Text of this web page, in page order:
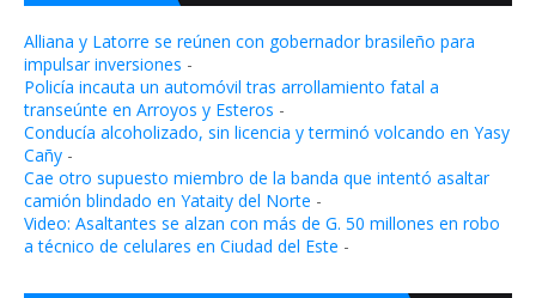
Alliana y Latorre se reúnen con gobernador brasileño para
impulsar inversiones -
Policía incauta un automóvil tras arrollamiento fatal a
transeúnte en Arroyos y Esteros -
Conducía alcoholizado, sin licencia y terminó volcando en Yasy
Cañy -
Cae otro supuesto miembro de la banda que intentó asaltar
camión blindado en Yataity del Norte -
Video: Asaltantes se alzan con más de G. 50 millones en robo
a técnico de celulares en Ciudad del Este -